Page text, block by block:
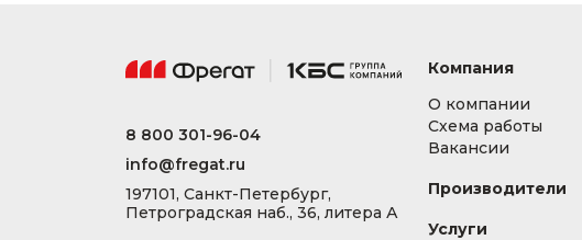
8 800 301-96-04
info@fregat.ru
197101, Санкт-Петербург,
Петроградская наб., 36, литера А
Компания
О компании
Схема работы
Вакансии
Производители
Услуги